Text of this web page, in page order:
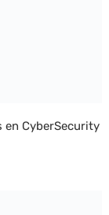
en CyberSecurity